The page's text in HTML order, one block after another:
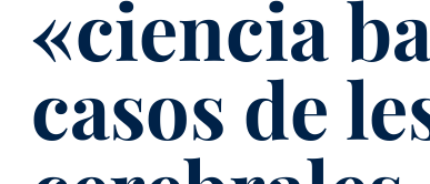
«ciencia
casos de